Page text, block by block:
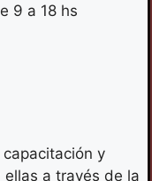
9 a 18 hs
y
a través de la